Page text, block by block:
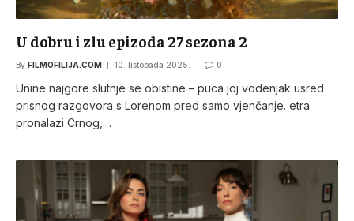
U dobru i zlu epizoda 27 sezona 2
By FILMOFILIJA.COM 10. listopada 2025. 0
Unine najgore slutnje se obistine – puca joj vodenjak usred
prisnog razgovora s Lorenom pred samo vjenčanje. etra
pronalazi Crnog,…